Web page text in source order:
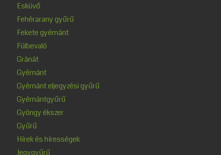
Esküvő
Fehérarany gyűrű
Fekete gyémánt
Fülbevaló
Gránát
Gyémánt
Gyémánt eljegyzési gyűrű
Gyémántgyűrű
Gyöngy ékszer
Gyűrű
Hírek és hírességek
Jegygyűrű